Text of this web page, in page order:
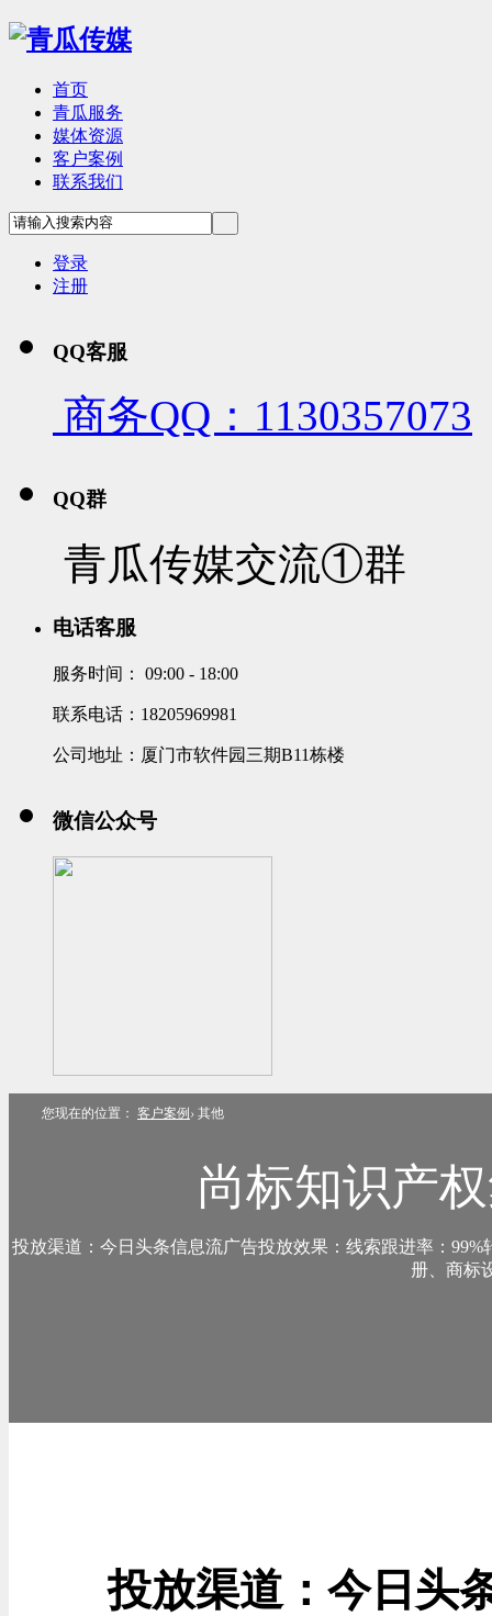
首页
青瓜服务
媒体资源
客户案例
联系我们
登录
注册
QQ客服
商务QQ：1130357073
QQ群
青瓜传媒交流①群
电话客服
服务时间： 09:00 - 18:00
联系电话：18205969981
公司地址：厦门市软件园三期B11栋楼
微信公众号
您现在的位置： 客户案例› 其他
尚标知识产
投放渠道：今日头条信息流广告投放效果：线索跟进率：
册、商标
投放渠道：今日头